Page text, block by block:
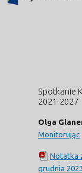
Spotkanie
2021-2027
Olga
Monitorując
Notatka
grudnia